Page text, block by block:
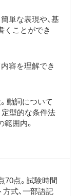
単な表現や、基
くことができ
容を理解でき
動詞について
定型的な条件法
囲内。
70点。試験時間
式、一部語記